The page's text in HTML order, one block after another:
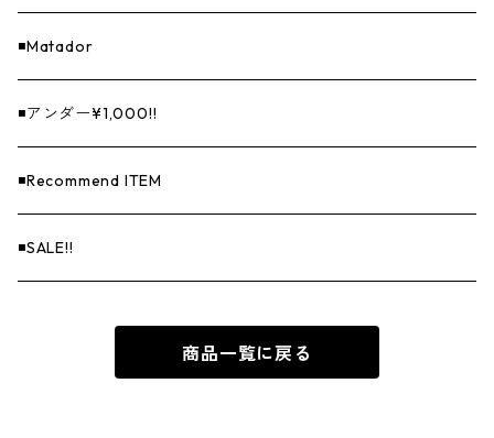
◾️Matador
◾️アンダー¥1,000!!
◾️Recommend ITEM
◾️SALE!!
商品一覧に戻る